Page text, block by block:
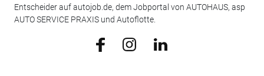
Entscheider auf autojob.de, dem Jobportal von AUTOHAUS, asp
AUTO SERVICE PRAXIS und Autoflotte.